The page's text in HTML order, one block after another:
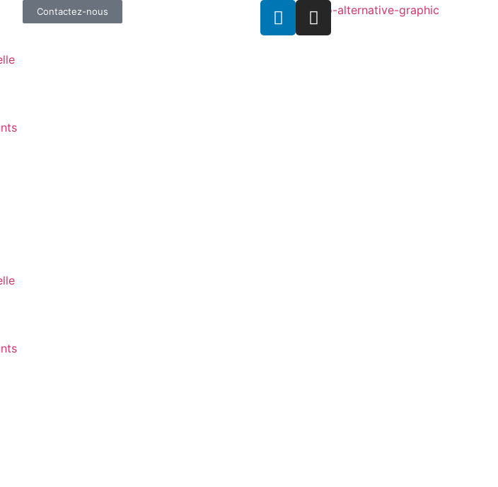
Contactez-nous